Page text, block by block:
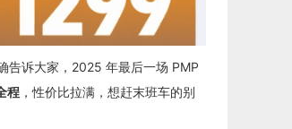
告诉大家，2025 年最后一场 PMP
程 ，性价比拉满，想赶末班车的别